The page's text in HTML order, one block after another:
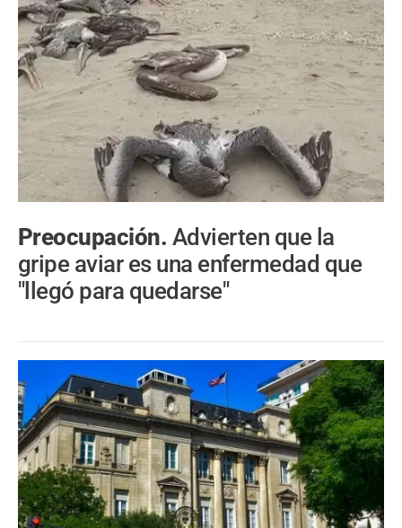
Preocupación. Advierten que la
gripe aviar es una enfermedad que
"llegó para quedarse"